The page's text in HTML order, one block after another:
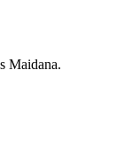
Maidana.